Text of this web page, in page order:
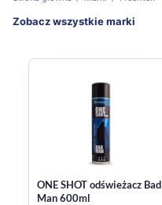
Zobacz wszystkie marki
ONE SHOT odświeżacz Bad
Man 600ml